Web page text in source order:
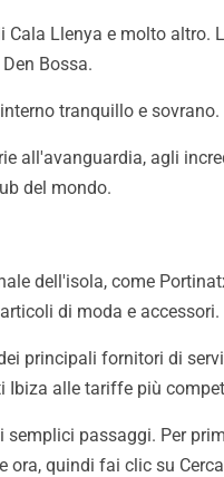
Llenya e molto altro.
Bossa.
tranquillo e sovrano.
all'avanguardia, agli
del mondo.
dell'isola, come
di moda e accessori.
principali fornitori di
Ibiza alle tariffe più
semplici passaggi. Per
ora, quindi fai clic su